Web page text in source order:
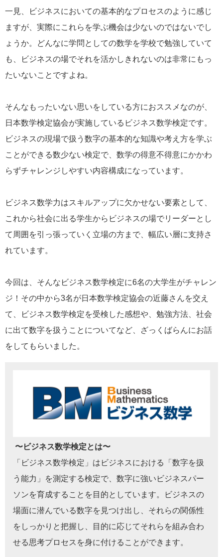
一見、ビジネスにおいての基本的なプロセスのように感じ
ますが、実際にこれらを学ぶ機会は少ないのではないでし
ょうか。どんなに学問としての数学を学校で勉強していて
も、ビジネスの場でそれを活かしきれないのは非常にもっ
たいないことですよね。
そんなもったいない思いをしている方におススメなのが、
日本数学検定協会が実施しているビジネス数学検定です。
ビジネスの現場で扱う数字の基本的な知識や考え方を学ぶ
ことができる数少ない検定で、数学の得意不得意にかかわ
らずチャレンジしやすい内容構成になっています。
ビジネス数学力はスキルアップに欠かせない要素として、
これから社会に出る学生からビジネスの場でリーダーとし
て周囲を引っ張っていく立場の方まで、幅広い層に支持さ
れています。
今回は、そんなビジネス数学検定に6名の大学生がチャレン
ジ！その中から3名が日本数学検定協会の近藤さんを交え
て、ビジネス数学検定を受検した感想や、勉強方法、社会
に出て数字を扱うことについてなど、ざっくばらんにお話
をしてもらいました。
〜ビジネス数学検定とは〜
「ビジネス数学検定」はビジネスにおける「数字を扱
う能力」を測定する検定で、数字に強いビジネスパー
ソンを育成することを目的としています。ビジネスの
場面に潜んでいる数字を見つけ出し、それらの関係性
をしっかりと把握し、目的に応じてそれらを組み合わ
せる思考プロセスを身に付けることができます。